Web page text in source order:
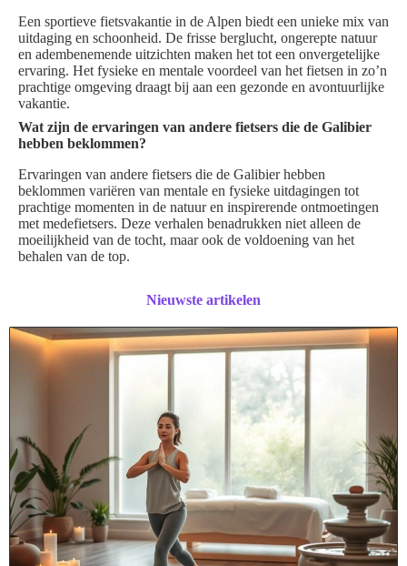
Een sportieve fietsvakantie in de Alpen biedt een unieke mix van
uitdaging en schoonheid. De frisse berglucht, ongerepte natuur
en adembenemende uitzichten maken het tot een onvergetelijke
ervaring. Het fysieke en mentale voordeel van het fietsen in zo’n
prachtige omgeving draagt bij aan een gezonde en avontuurlijke
vakantie.
Wat zijn de ervaringen van andere fietsers die de Galibier
hebben beklommen?
Ervaringen van andere fietsers die de Galibier hebben
beklommen variëren van mentale en fysieke uitdagingen tot
prachtige momenten in de natuur en inspirerende ontmoetingen
met medefietsers. Deze verhalen benadrukken niet alleen de
moeilijkheid van de tocht, maar ook de voldoening van het
behalen van de top.
Nieuwste artikelen